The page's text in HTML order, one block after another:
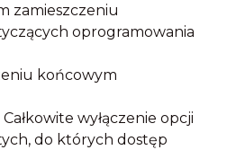
zamieszczeniu
oprogramowania
końcowym
wyłączenie opcji
do których dostęp